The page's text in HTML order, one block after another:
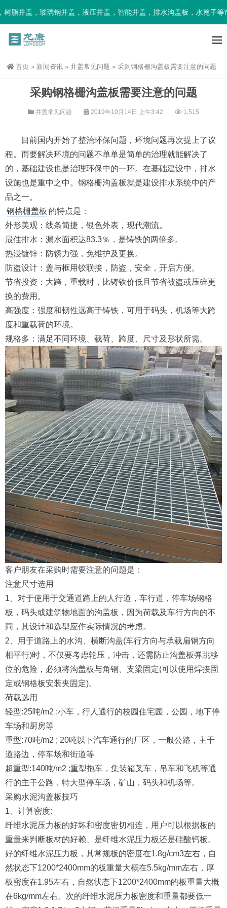
井盖，玻璃钢井盖，液压井盖，智能井盖，排水沟盖板，水篦子等市
首页 » 新闻资讯 » 井盖常见问题 » 采购钢格栅沟盖板需要注意的问题
采购钢格栅沟盖板需要注意的问题
井盖常见问题 2019年10月14日 上午3:42 1,515
目前国内开始了整治环保问题，环境问题再次提上了议
程。而要解决环境的问题不单单是简单的治理就能解决了
的，基础建设也是治理环保中的一环。在基础建设中，排水
设施也是重中之中。钢格栅沟盖板就是建设排水系统中的产
品之一。
钢格栅盖板 的特点是：
外形美观：线条简捷，银色外表，现代潮流。
最佳排水：漏水面积达83.3％，是铸铁的两倍多。
热浸镀锌：防锈力强，免维护及更换。
防盗设计：盖与框用铰联接，防盗，安全，开启方便。
节省投资：大跨，重载时，比铸铁价低且节省被盗或压碎更
换的费用。
高强度：强度和韧性远高于铸铁，可用于码头，机场等大跨
度和重载荷的环境。
规格多：满足不同环境、载荷、跨度、尺寸及形状所需。
客户朋友在采购时需要注意的问题是：
注意尺寸选用
1、对于使用于交通道路上的人行道，车行道，停车场钢格
板，码头或建筑物地面的沟盖板，因为荷载及车行方向的不
同，其设计和选型应作实际情况的考虑。
2、用于道路上的水沟、横断沟盖(车行方向与承载扁钢方向
相平行)时，不仅要考虑轮压，冲击，还需防止沟盖板弹跳移
位的危险，必须将沟盖板与角钢、支梁固定(可以使用焊接固
定或钢格板安装夹固定)。
荷载选用
轻型:25吨/m2 ;小车，行人通行的校园住宅园，公园，地下停
车场和厨房等
重型:70吨/m2 ; 20吨以下汽车通行的厂区，一般公路，主干
道路边，停车场和街道等
超重型:140吨/m2 ;重型拖车，集装箱叉车，吊车和飞机等通
行的主干公路，特大型停车场，矿山，码头和机场等。
采购水泥沟盖板技巧
1、计算密度:
纤维水泥压力板的好坏和密度密切相连，用户可以根据板的
重量来判断板材的好赖、是纤维水泥压力板还是硅酸钙板。
好的纤维水泥压力板，其常规板的密度在1.8g/cm3左右，自
然状态下1200*2400mm的板重量大概在5.5kg/mm左右，厚
板密度在1.95左右，自然状态下1200*2400mm的板重量大概
在6kg/mm左右。次的纤维水泥压力板密度和重量都要低一